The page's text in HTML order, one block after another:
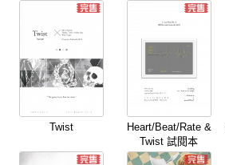
Twist
Heart/Beat/Rate &
Twist 試閱本